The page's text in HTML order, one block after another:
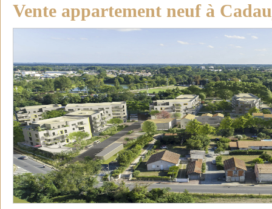
Vente appartement neuf à